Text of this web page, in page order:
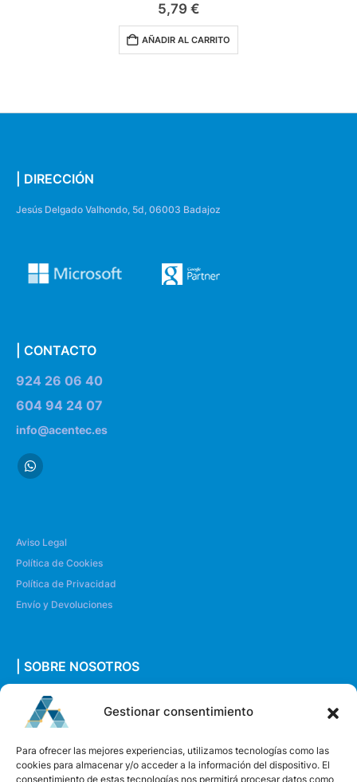
Gestionar consentimiento
Para ofrecer las mejores experiencias, utilizamos tecnologías como las
cookies para almacenar y/o acceder a la información del dispositivo. El
consentimiento de estas tecnologías nos permitirá procesar datos como
5,79 €
AÑADIR AL CARRITO
| DIRECCIÓN
Jesús Delgado Valhondo, 5d, 06003 Badajoz
| CONTACTO
924 26 06 40
604 94 24 07
info@acentec.es
Aviso Legal
Política de Cookies
Política de Privacidad
Envío y Devoluciones
| SOBRE NOSOTROS
Quiénes somos
Envíanos un mensaje